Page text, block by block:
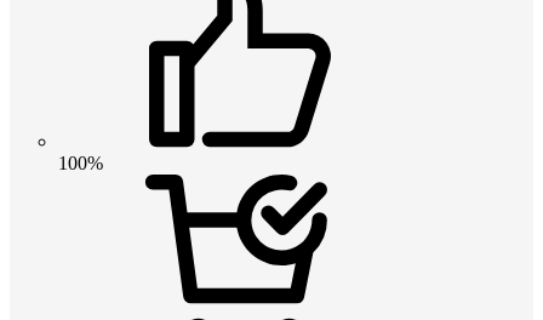
100%